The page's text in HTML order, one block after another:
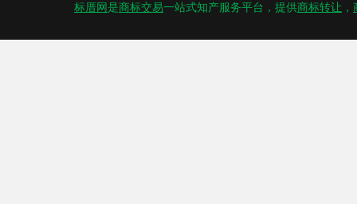
标厝网 是商标交易一站式知产服务平台，提供商标转让 ，